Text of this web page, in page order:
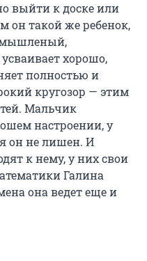
выйти к доске или
он такой же ребенок,
хорошо,
полностью и
кругозор — этим
Мальчик
настроении, у
он не лишен. И
к нему, у них свои
Галина
она ведет еще и